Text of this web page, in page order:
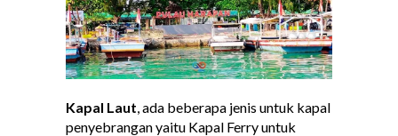
Kapal Laut, ada beberapa jenis untuk kapal
penyebrangan yaitu Kapal Ferry untuk